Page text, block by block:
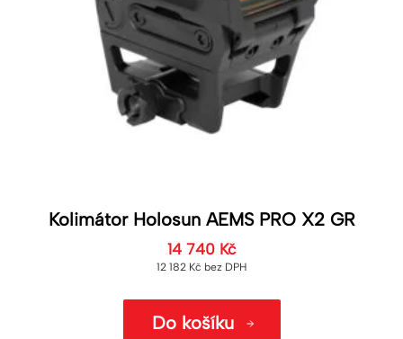
Kolimátor Holosun AEMS PRO X2 GR
14 740 Kč
12 182 Kč bez DPH
Do košíku